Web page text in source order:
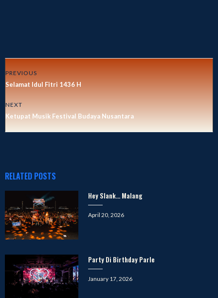
PREVIOUS
Selamat Idul Fitri 1436 H
NEXT
Ketupat Musik Festival Budaya Nusantara
RELATED POSTS
Hey Slank… Malang
Posted
April 20, 2026
Party Di Birthday Parle
Posted
January 17, 2026